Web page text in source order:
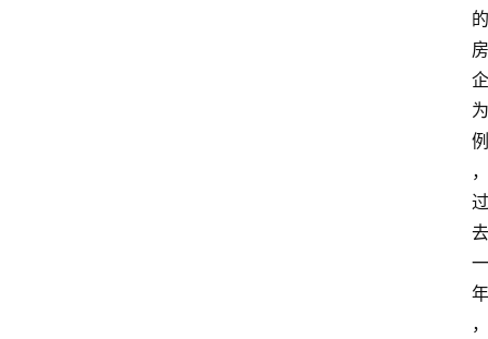
的
房
企
为
例
，
过
去
一
年
，